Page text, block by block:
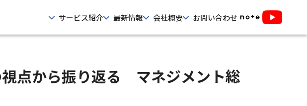
サービス紹介 最新情報 会社概要 お問い合わせ
点から振り返る マネジメント総